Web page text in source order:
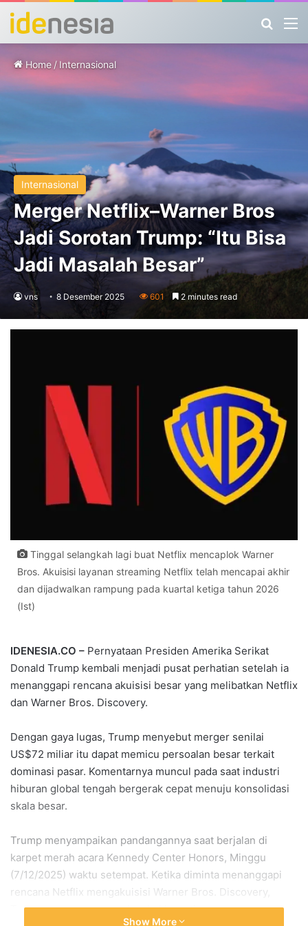
Home / Internasional
Internasional
Merger Netflix–Warner Bros
Jadi Sorotan Trump: “Itu Bisa
Jadi Masalah Besar”
vns 8 Desember 2025 601 2 minutes read
Tinggal selangkah lagi buat Netflix mencaplok Warner
Bros. Akuisisi layanan streaming Netflix telah mencapai akhir
dan dijadwalkan rampung pada kuartal ketiga tahun 2026
(Ist)
IDENESIA.CO – Pernyataan Presiden Amerika Serikat
Donald Trump kembali menjadi pusat perhatian setelah ia
menanggapi rencana akuisisi besar yang melibatkan Netflix
dan Warner Bros. Discovery.
Dengan gaya lugas, Trump menyebut merger senilai
US$72 miliar itu dapat memicu persoalan besar terkait
dominasi pasar. Komentarnya muncul pada saat industri
hiburan global tengah bergerak cepat menuju konsolidasi
skala besar.
Trump menyampaikan pandangannya saat berjalan di
karpet merah acara Kennedy Center Honors, Minggu
(7/12/2025) waktu setempat. Ketika diminta menanggapi
rencana Netflix mengakuisisi Warner Bros. Discovery,
Trump segera mengungkap kekhawatirannya.
Show More